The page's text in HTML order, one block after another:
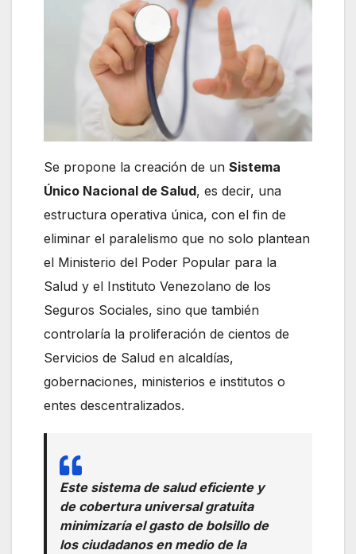
Se propone la creación de un Sistema
Único Nacional de Salud, es decir, una
estructura operativa única, con el fin de
eliminar el paralelismo que no solo plantean
el Ministerio del Poder Popular para la
Salud y el Instituto Venezolano de los
Seguros Sociales, sino que también
controlaría la proliferación de cientos de
Servicios de Salud en alcaldías,
gobernaciones, ministerios e institutos o
entes descentralizados.
Este sistema de salud eficiente y
de cobertura universal gratuita
minimizaría el gasto de bolsillo de
los ciudadanos en medio de la